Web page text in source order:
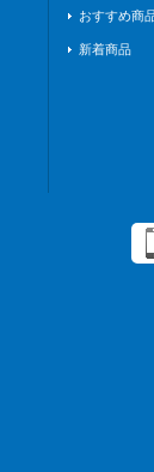
おすすめ商
新着商品